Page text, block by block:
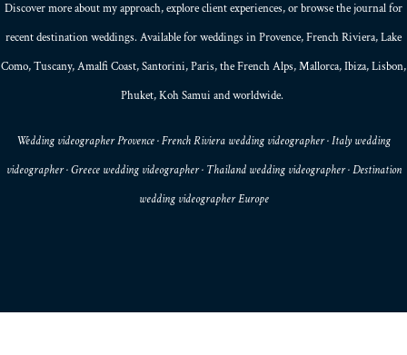
Discover more about myapproach, exploreclient experiences, or browse thejournalfor
recent destination weddings. Available for weddings in Provence, French Riviera, Lake
Como, Tuscany, Amalfi Coast,Santorini,Paris, theFrench Alps,Mallorca, Ibiza,Lisbon,
Phuket, Koh Samui and worldwide.
Wedding videographer Provence · French Riviera wedding videographer · Italy wedding
videographer · Greece wedding videographer · Thailand wedding videographer · Destination
wedding videographer Europe